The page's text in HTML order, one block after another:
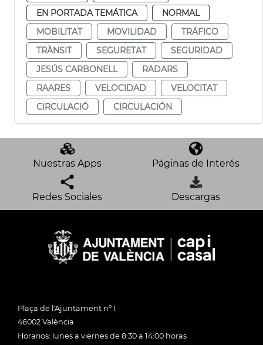
EN PORTADA TEMÁTICA
NORMAL
MOBILITAT
MOVILIDAD
TRÁFICO
TRÀNSIT
SEGURETAT
SEGURIDAD
JESÚS CARBONELL
RADARS
RAARES
VELOCIDAD
VELOCITAT
CIRCULACIÓ
CIRCULACIÓN
Nuestras Apps Páginas de Interés
Redes Sociales Descargas
Plaça de l'Ajuntament nº 1
46002 València
Horarios: lunes a viernes de 8:30 a 14:00 horas